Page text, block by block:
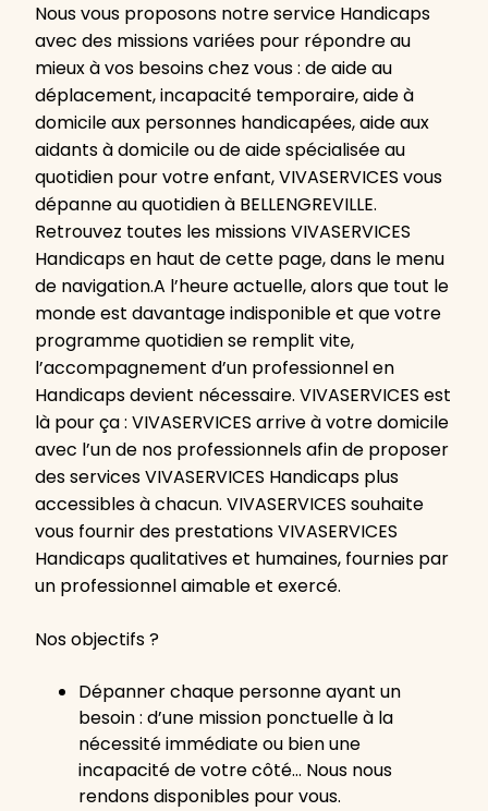
Nous vous proposons notre service Handicaps
avec des missions variées pour répondre au
mieux à vos besoins chez vous : de aide au
déplacement, incapacité temporaire, aide à
domicile aux personnes handicapées, aide aux
aidants à domicile ou de aide spécialisée au
quotidien pour votre enfant, VIVASERVICES vous
dépanne au quotidien à BELLENGREVILLE.
Retrouvez toutes les missions VIVASERVICES
Handicaps en haut de cette page, dans le menu
de navigation.A l’heure actuelle, alors que tout le
monde est davantage indisponible et que votre
programme quotidien se remplit vite,
l’accompagnement d’un professionnel en
Handicaps devient nécessaire. VIVASERVICES est
là pour ça : VIVASERVICES arrive à votre domicile
avec l’un de nos professionnels afin de proposer
des services VIVASERVICES Handicaps plus
accessibles à chacun. VIVASERVICES souhaite
vous fournir des prestations VIVASERVICES
Handicaps qualitatives et humaines, fournies par
un professionnel aimable et exercé.
Nos objectifs ?
Dépanner chaque personne ayant un
besoin : d’une mission ponctuelle à la
nécessité immédiate ou bien une
incapacité de votre côté… Nous nous
rendons disponibles pour vous.